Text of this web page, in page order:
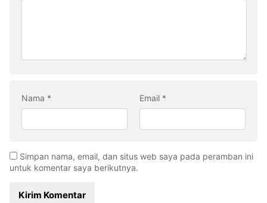
Nama * Email *
Simpan nama, email, dan situs web saya pada peramban ini
untuk komentar saya berikutnya.